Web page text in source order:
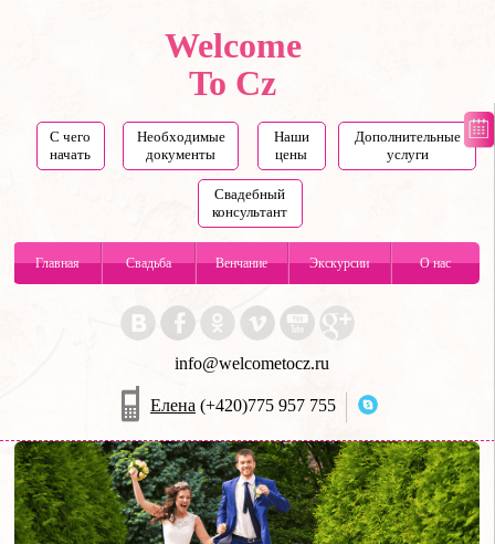
Welcome
To Cz
С чего
начать
Необходимые
документы
Наши
цены
Дополнительные
услуги
Свадебный
консультант
Главная Свадьба Венчание Экскурсии О нас
info@welcometocz.ru
Елена (+420)775 957 755